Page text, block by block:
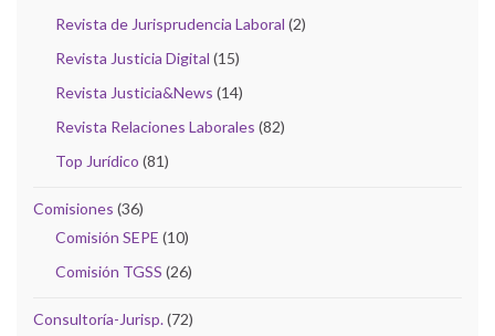
Revista de Jurisprudencia Laboral (2)
Revista Justicia Digital (15)
Revista Justicia&News (14)
Revista Relaciones Laborales (82)
Top Jurídico (81)
Comisiones (36)
Comisión SEPE (10)
Comisión TGSS (26)
Consultoría-Jurisp.(72)